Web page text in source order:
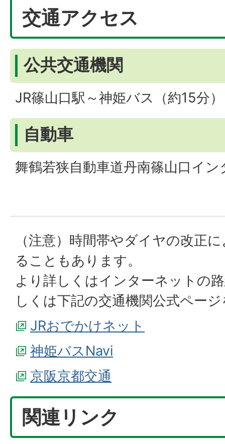
交通アクセス
公共交通機関
JR篠山口駅～神姫バス（約15分
自動車
舞鶴若狭自動車道丹南篠山口イ
（注意）時間帯やダイヤの改正
ることもあります。
より詳しくはインターネットの
しくは下記の交通機関公式ペー
JRおでかけネット
神姫バスNavi
京阪京都交通
関連リンク